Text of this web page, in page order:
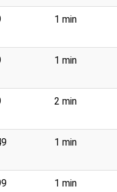
1 min
1 min
2 min
1 min
1 min